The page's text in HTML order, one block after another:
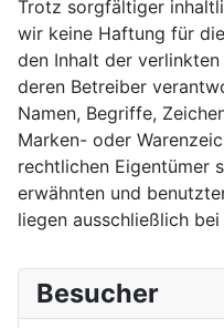
Trotz sorgfältiger
wir keine Haftung für
den Inhalt der
deren Betreiber
Namen, Begriffe,
Marken- oder
rechtlichen Eigentümer
erwähnten und
liegen ausschließlich
Besucher